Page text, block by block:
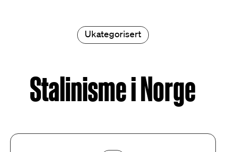
Ukategorisert
Stalinisme i Norge